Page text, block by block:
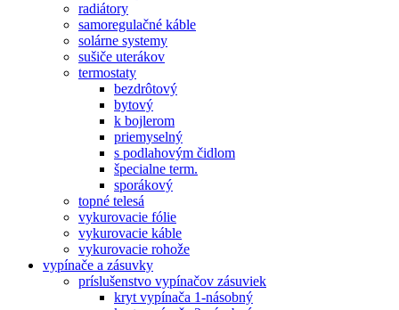
radiátory
samoregulačné káble
solárne systemy
sušiče uterákov
termostaty
bezdrôtový
bytový
k bojlerom
priemyselný
s podlahovým čidlom
špecialne term.
sporákový
topné telesá
vykurovacie fólie
vykurovacie káble
vykurovacie rohože
vypínače a zásuvky
príslušenstvo vypínačov zásuviek
kryt vypínača 1-násobný